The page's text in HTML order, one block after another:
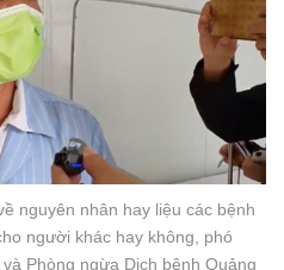
nguyên nhân hay liệu các bệnh
người khác hay không, phó
Phòng ngừa Dịch bệnh Quảng